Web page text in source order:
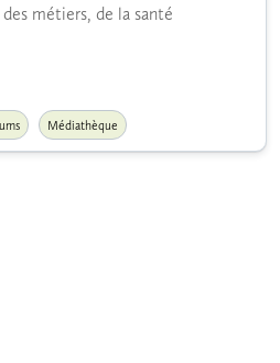
métiers, de la santé
Médiathèque